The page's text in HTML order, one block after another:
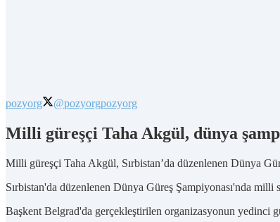
pozyorg @pozyorgpozyorg
Milli güreşçi Taha Akgül, dünya
Milli güreşçi Taha Akgül, Sırbistan’da düzenlenen Dünya
Sırbistan'da düzenlenen Dünya Güreş Şampiyonası'nda milli
Başkent Belgrad'da gerçekleştirilen organizasyonun yedinci